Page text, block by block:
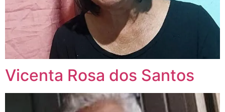
Vicenta Rosa dos Santos